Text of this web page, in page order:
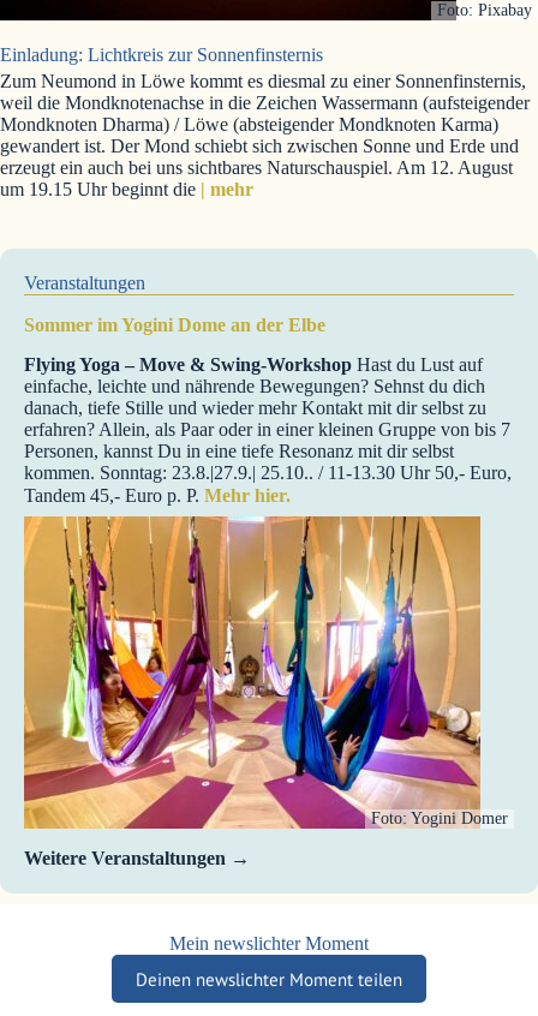
Foto: Pixabay
Einladung: Lichtkreis zur Sonnenfinsternis
Zum Neumond in Löwe kommt es diesmal zu einer Sonnenfinsternis,
weil die Mondknotenachse in die Zeichen Wassermann (aufsteigender
Mondknoten Dharma) / Löwe (absteigender Mondknoten Karma)
gewandert ist. Der Mond schiebt sich zwischen Sonne und Erde und
erzeugt ein auch bei uns sichtbares Naturschauspiel. Am 12. August
um 19.15 Uhr beginnt die | mehr
Veranstaltungen
Sommer im Yogini Dome an der Elbe
Flying Yoga – Move & Swing-Workshop Hast du Lust auf
einfache, leichte und nährende Bewegungen? Sehnst du dich
danach, tiefe Stille und wieder mehr Kontakt mit dir selbst zu
erfahren? Allein, als Paar oder in einer kleinen Gruppe von bis 7
Personen, kannst Du in eine tiefe Resonanz mit dir selbst
kommen. Sonntag: 23.8.|27.9.| 25.10.. / 11-13.30 Uhr 50,- Euro,
Tandem 45,- Euro p. P. Mehr hier.
Foto: Yogini Domer
Weitere Veranstaltungen
Mein newslichter Moment
Deinen newslichter Moment teilen